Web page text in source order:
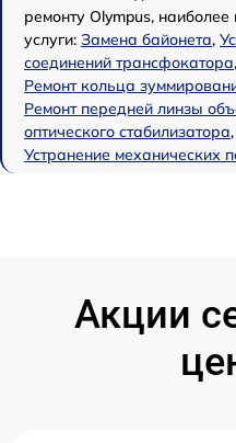
ремонту Olympus,
услуги: Замена байонета,
соединений трансфокатора,
Ремонт кольца
Ремонт передней линзы
оптического стабилизатора,
Устранение механических
Акции